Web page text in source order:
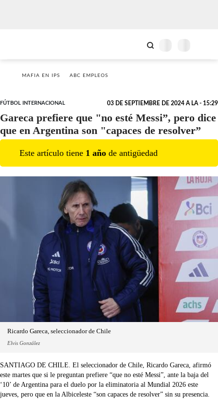
MAFIA EN IPS ABC EMPLEOS
FÚTBOL INTERNACIONAL 03 DE SEPTIEMBRE DE 2024 A LA - 15:29
Gareca prefiere que "no esté Messi”, pero dice
que en Argentina son "capaces de resolver”
Este artículo tiene 1 año de antigüedad
Ricardo Gareca, seleccionador de Chile
Elvis González
SANTIAGO DE CHILE. El seleccionador de Chile, Ricardo Gareca, afirmó
este martes que si le preguntan prefiere “que no esté Messi”, ante la baja del
‘10’ de Argentina para el duelo por la eliminatoria al Mundial 2026 este
jueves, pero que en la Albiceleste “son capaces de resolver” sin su presencia.